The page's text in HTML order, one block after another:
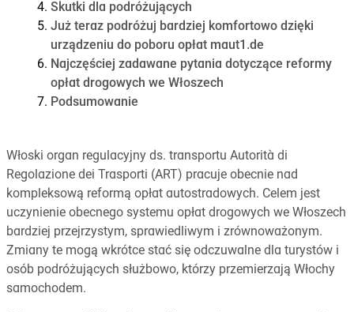
Skutki dla podróżujących
Już teraz podróżuj bardziej komfortowo dzięki
urządzeniu do poboru opłat maut1.de
Najczęściej zadawane pytania dotyczące reformy
opłat drogowych we Włoszech
Podsumowanie
Włoski organ regulacyjny ds. transportu Autorità di
Regolazione dei Trasporti (ART) pracuje obecnie nad
kompleksową reformą opłat autostradowych. Celem jest
uczynienie obecnego systemu opłat drogowych we Włoszech
bardziej przejrzystym, sprawiedliwym i zrównoważonym.
Zmiany te mogą wkrótce stać się odczuwalne dla turystów i
osób podróżujących służbowo, którzy przemierzają Włochy
samochodem.